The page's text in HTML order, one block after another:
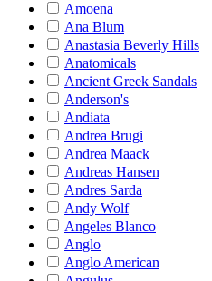
Amoena
Ana Blum
Anastasia Beverly Hills
Anatomicals
Ancient Greek Sandals
Anderson's
Andiata
Andrea Brugi
Andrea Maack
Andreas Hansen
Andres Sarda
Andy Wolf
Angeles Blanco
Anglo
Anglo American